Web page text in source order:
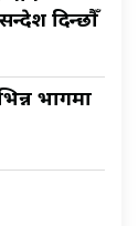
दिन्छौँ
भागमा